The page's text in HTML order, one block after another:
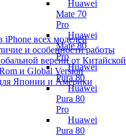
Huawei
Mate 70
Pro
Huawei
Mate 80
Pro
Huawei
Pura 80
Huawei
Pura 80
Pro
Huawei
Pura 80
iPhone всех моделей
и особенности работы
версии от Китайской
и Global Version
Японии и Америки